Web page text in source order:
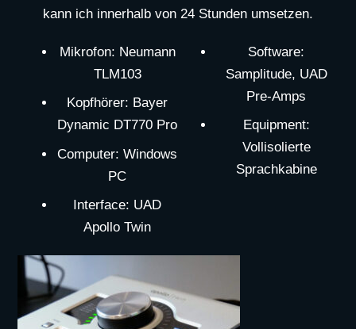
kann ich innerhalb von 24 Stunden umsetzen.
Mikrofon: Neumann
TLM103
Kopfhörer: Bayer
Dynamic DT770 Pro
Computer: Windows
PC
Interface: UAD
Apollo Twin
Software:
Samplitude, UAD
Pre-Amps
Equipment:
Vollisolierte
Sprachkabine